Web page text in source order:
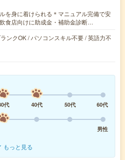
を身に着けられる＊マニュアル完備で安
食店向けに助成金・補助金診断…
ンクOK / パソコンスキル不要 / 英語力不
代 40代 50代
60代
男性
もっと見る